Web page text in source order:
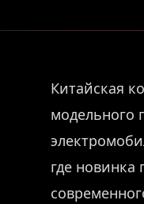
Китайская
модельного
где